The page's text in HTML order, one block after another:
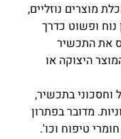
מוצרים נוזליים,
ופשוט כדרך
את התכשיר
היצוקה או
בתכשיר,
מדובר בפתרון
טיפוח וכו'.